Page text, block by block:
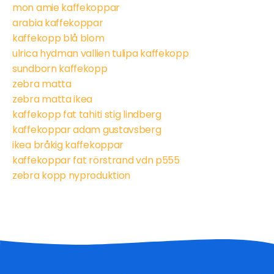
mon amie kaffekoppar
arabia kaffekoppar
kaffekopp blå blom
ulrica hydman vallien tulipa kaffekopp
sundborn kaffekopp
zebra matta
zebra matta ikea
kaffekopp fat tahiti stig lindberg
kaffekoppar adam gustavsberg
ikea bråkig kaffekoppar
kaffekoppar fat rörstrand vdn p555
zebra kopp nyproduktion